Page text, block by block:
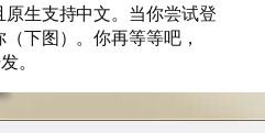
生支持中文。当你尝试登
下图）。你再等等吧，
。